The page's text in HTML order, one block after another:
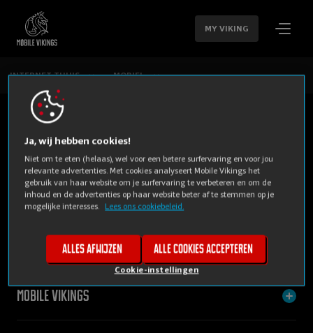
SLA
NAVIGATIE
OVER
MY VIKING
INTERNET THUIS MOBIEL
Mobile Vikings
Ja, wij hebben cookies!
Niet om te eten (helaas), wel voor een betere surfervaring en voor jou
relevante advertenties. Met cookies analyseert Mobile Vikings het
gebruik van haar website om je surfervaring te verbeteren en om de
inhoud en de advertenties op haar website beter af te stemmen op je
mogelijke interesses.
Lees ons cookiebeleid.
Cookie-instellingen
Alles afwijzen Alle cookies accepteren